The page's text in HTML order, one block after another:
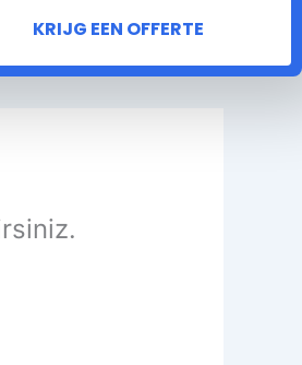
KRIJG EEN OFFERTE